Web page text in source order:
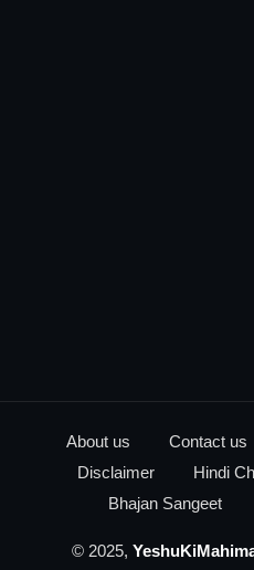
About us Contact us
Disclaimer
Hindi
Bhajan Sangeet
© 2025,